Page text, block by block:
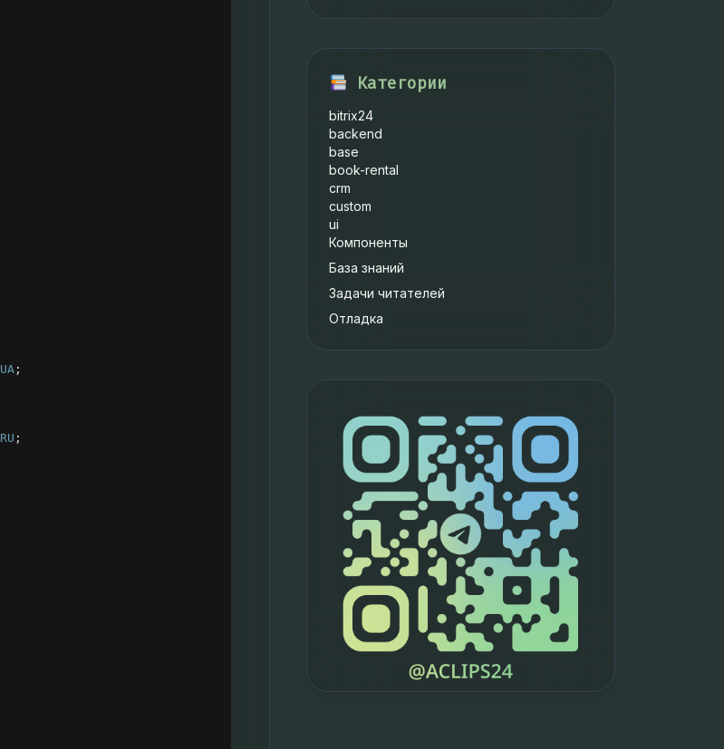
;
;
Категории
bitrix24
backend
base
book-rental
crm
custom
ui
Компоненты
База знаний
Задачи читателей
Отладка